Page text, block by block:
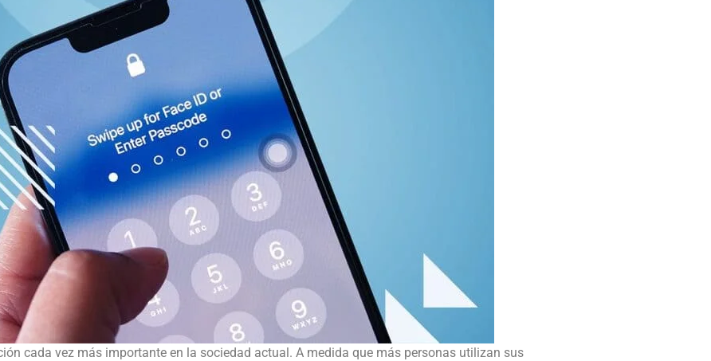
cada vez más importante en la sociedad actual. A medida que más personas utilizan sus